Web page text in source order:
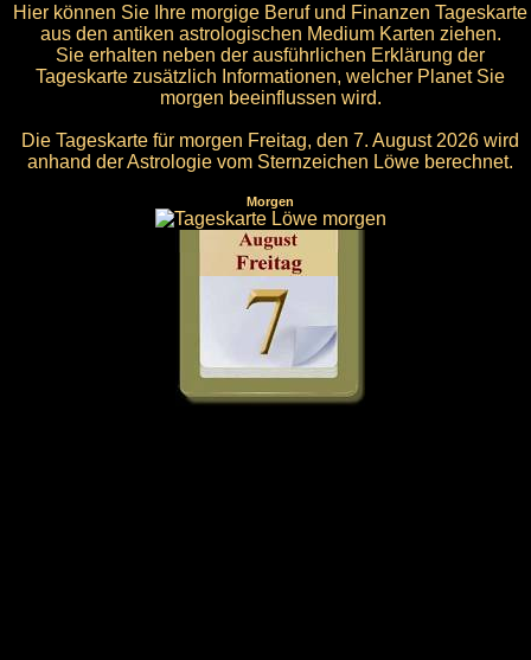
Hier können Sie Ihre morgige Beruf und Finanzen Tageskarte
aus den antiken astrologischen Medium Karten ziehen.
Sie erhalten neben der ausführlichen Erklärung der
Tageskarte zusätzlich Informationen, welcher Planet Sie
morgen beeinflussen wird.
Die Tageskarte für morgen Freitag, den 7. August 2026 wird
anhand der Astrologie vom Sternzeichen Löwe berechnet.
Morgen